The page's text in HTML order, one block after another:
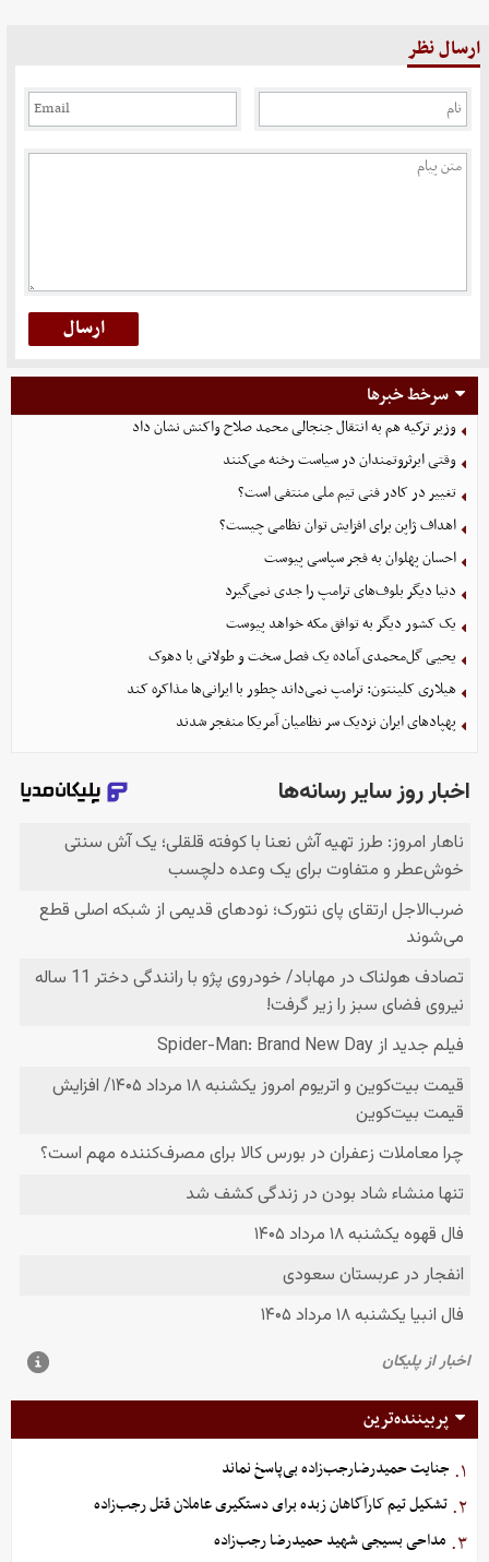
ارسال نظر
سرخط خبرها
وزیر ترکیه هم به انتقال جنجالی محمد صلاح واکنش نشان داد
وقتی ابرثروتمندان در سیاست رخنه می‌کنند
تغییر در کادر فنی تیم ملی منتفی است؟
اهداف ژاپن برای افزایش توان نظامی چیست؟
احسان پهلوان به فجر سپاسی پیوست
دنیا دیگر بلوف‌های ترامپ را جدی نمی‌گیرد
یک کشور دیگر به توافق مکه خواهد پیوست
یحیی گل‌محمدی آماده یک فصل سخت و طولانی با دهوک
هیلاری کلینتون: ترامپ نمی‌داند چطور با ایرانی‌ها مذاکره کند
پهپادهای ایران نزدیک سر نظامیان آمریکا منفجر شدند
پربیننده‌ترین
۱. جنایت حمیدرضارجب‌زاده بی‌پاسخ نماند
۲. تشکیل تیم کارآگاهان زبده برای دستگیری عاملان قتل رجب‌زاده
۳. مداحی بسیجی شهید حمیدرضا رجب‌زاده